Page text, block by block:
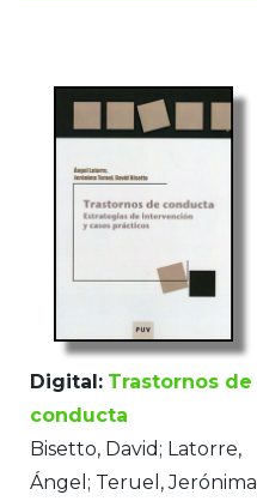
Digital: Trastornos de
conducta
Bisetto, David; Latorre,
Ángel; Teruel, Jerónima